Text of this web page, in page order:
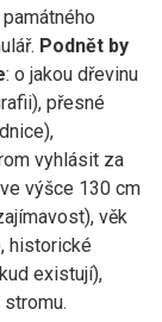
Podnět by
: o jakou dřevinu
přesné
vyhlásit za
výšce 130 cm
věk
historické
existují),